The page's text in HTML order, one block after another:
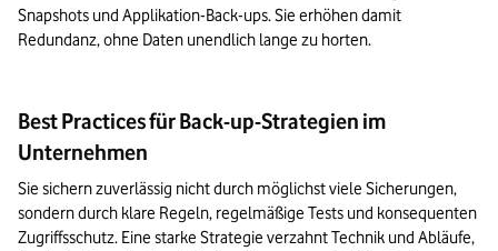
Snapshots und Applikation-Back-ups. Sie erhöhen damit
Redundanz, ohne Daten unendlich lange zu horten.
Best Practices für Back-up-Strategien im
Unternehmen
Sie sichern zuverlässig nicht durch möglichst viele Sicherungen,
sondern durch klare Regeln, regelmäßige Tests und konsequenten
Zugriffsschutz. Eine starke Strategie verzahnt Technik und Abläufe,